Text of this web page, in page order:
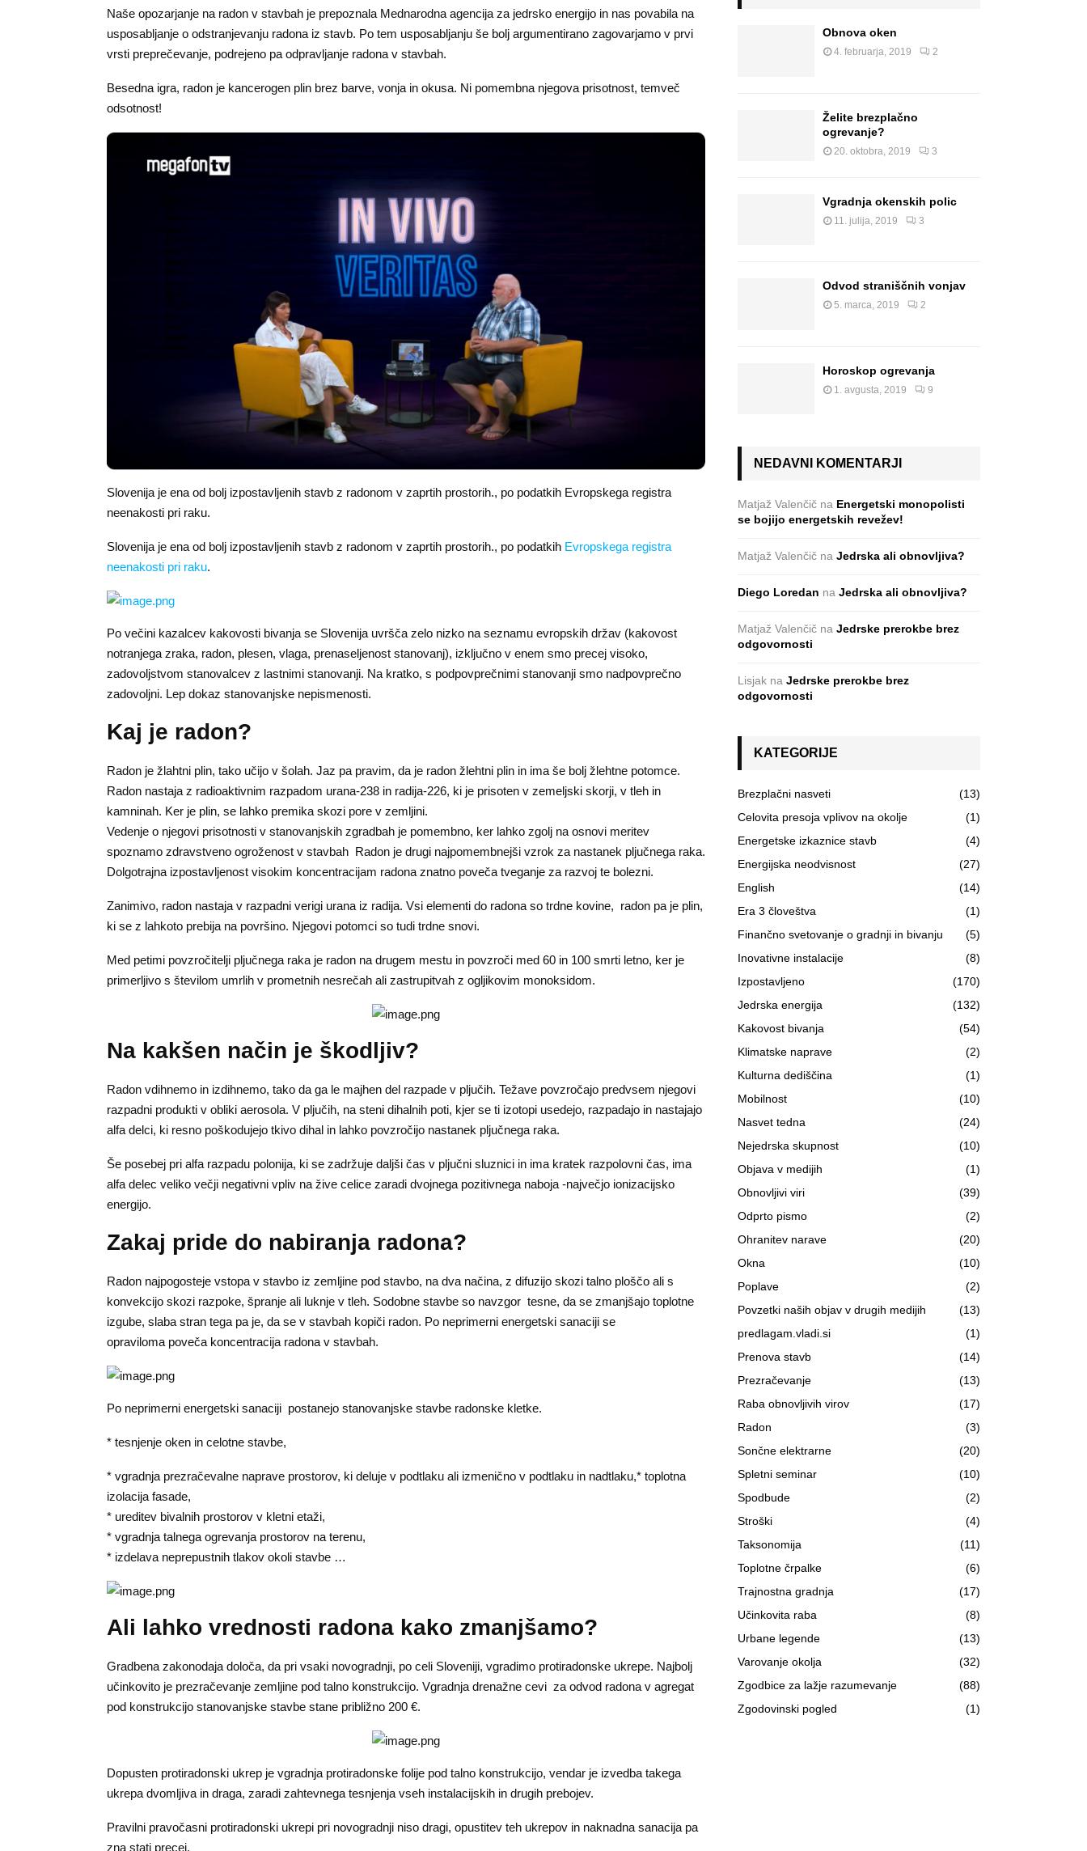
Naše opozarjanje na radon v stavbah je prepoznala Mednarodna agencija za jedrsko energijo in nas povabila na
usposabljanje o odstranjevanju radona iz stavb. Po tem usposabljanju še bolj argumentirano zagovarjamo v prvi
vrsti preprečevanje, podrejeno pa odpravljanje radona v stavbah.
Besedna igra, radon je kancerogen plin brez barve, vonja in okusa. Ni pomembna njegova prisotnost, temveč
odsotnost!
Slovenija je ena od bolj izpostavljenih stavb z radonom v zaprtih prostorih., po podatkih Evropskega registra
neenakosti pri raku.
Slovenija je ena od bolj izpostavljenih stavb z radonom v zaprtih prostorih., po podatkih Evropskega registra
neenakosti pri raku.
Po večini kazalcev kakovosti bivanja se Slovenija uvršča zelo nizko na seznamu evropskih držav (kakovost
notranjega zraka, radon, plesen, vlaga, prenaseljenost stanovanj), izključno v enem smo precej visoko,
zadovoljstvom stanovalcev z lastnimi stanovanji. Na kratko, s podpovprečnimi stanovanji smo nadpovprečno
zadovoljni. Lep dokaz stanovanjske nepismenosti.
Kaj je radon?
Radon je žlahtni plin, tako učijo v šolah. Jaz pa pravim, da je radon žlehtni plin in ima še bolj žlehtne potomce.
Radon nastaja z radioaktivnim razpadom urana-238 in radija-226, ki je prisoten v zemeljski skorji, v tleh in
kamninah. Ker je plin, se lahko premika skozi pore v zemljini.
Vedenje o njegovi prisotnosti v stanovanjskih zgradbah je pomembno, ker lahko zgolj na osnovi meritev
spoznamo zdravstveno ogroženost v stavbah Radon je drugi najpomembnejši vzrok za nastanek pljučnega raka.
Dolgotrajna izpostavljenost visokim koncentracijam radona znatno poveča tveganje za razvoj te bolezni.
Zanimivo, radon nastaja v razpadni verigi urana iz radija. Vsi elementi do radona so trdne kovine, radon pa je plin,
ki se z lahkoto prebija na površino. Njegovi potomci so tudi trdne snovi.
Med petimi povzročitelji pljučnega raka je radon na drugem mestu in povzroči med 60 in 100 smrti letno, ker je
primerljivo s številom umrlih v prometnih nesrečah ali zastrupitvah z ogljikovim monoksidom.
Na kakšen način je škodljiv?
Radon vdihnemo in izdihnemo, tako da ga le majhen del razpade v pljučih. Težave povzročajo predvsem njegovi
razpadni produkti v obliki aerosola. V pljučih, na steni dihalnih poti, kjer se ti izotopi usedejo, razpadajo in nastajajo
alfa delci, ki resno poškodujejo tkivo dihal in lahko povzročijo nastanek pljučnega raka.
Še posebej pri alfa razpadu polonija, ki se zadržuje daljši čas v pljučni sluznici in ima kratek razpolovni čas, ima
alfa delec veliko večji negativni vpliv na žive celice zaradi dvojnega pozitivnega naboja -največjo ionizacijsko
energijo.
Zakaj pride do nabiranja radona?
Radon najpogosteje vstopa v stavbo iz zemljine pod stavbo, na dva načina, z difuzijo skozi talno ploščo ali s
konvekcijo skozi razpoke, špranje ali luknje v tleh. Sodobne stavbe so navzgor tesne, da se zmanjšajo toplotne
izgube, slaba stran tega pa je, da se v stavbah kopiči radon. Po neprimerni energetski sanaciji se
opraviloma poveča koncentracija radona v stavbah.
Po neprimerni energetski sanaciji postanejo stanovanjske stavbe radonske kletke.
* tesnjenje oken in celotne stavbe,
* vgradnja prezračevalne naprave prostorov, ki deluje v podtlaku ali izmenično v podtlaku in nadtlaku,* toplotna
izolacija fasade,
* ureditev bivalnih prostorov v kletni etaži,
* vgradnja talnega ogrevanja prostorov na terenu,
* izdelava neprepustnih tlakov okoli stavbe …
Ali lahko vrednosti radona kako zmanjšamo?
Gradbena zakonodaja določa, da pri vsaki novogradnji, po celi Sloveniji, vgradimo protiradonske ukrepe. Najbolj
učinkovito je prezračevanje zemljine pod talno konstrukcijo. Vgradnja drenažne cevi za odvod radona v agregat
pod konstrukcijo stanovanjske stavbe stane približno 200 €.
Dopusten protiradonski ukrep je vgradnja protiradonske folije pod talno konstrukcijo, vendar je izvedba takega
ukrepa dvomljiva in draga, zaradi zahtevnega tesnjenja vseh instalacijskih in drugih prebojev.
Pravilni pravočasni protiradonski ukrepi pri novogradnji niso dragi, opustitev teh ukrepov in naknadna sanacija pa
zna stati precej.
Obnova oken
4. februarja, 2019 2
Želite brezplačno
ogrevanje?
20. oktobra, 2019 3
Vgradnja okenskih polic
11. julija, 2019 3
Odvod straniščnih vonjav
5. marca, 2019 2
Horoskop ogrevanja
1. avgusta, 2019 9
NEDAVNI KOMENTARJI
Matjaž Valenčič na Energetski monopolisti
se bojijo energetskih revežev!
Matjaž Valenčič na Jedrska ali obnovljiva?
Diego Loredan na Jedrska ali obnovljiva?
Matjaž Valenčič na Jedrske prerokbe brez
odgovornosti
Lisjak na Jedrske prerokbe brez
odgovornosti
KATEGORIJE
Brezplačni nasveti
(13)
Celovita presoja vplivov na okolje
(1)
Energetske izkaznice stavb
(4)
Energijska neodvisnost
(27)
English
(14)
Era 3 človeštva
(1)
Finančno svetovanje o gradnji in bivanju
(5)
Inovativne instalacije
(8)
Izpostavljeno
(170)
Jedrska energija
(132)
Kakovost bivanja
(54)
Klimatske naprave
(2)
Kulturna dediščina
(1)
Mobilnost
(10)
Nasvet tedna
(24)
Nejedrska skupnost
(10)
Objava v medijih
(1)
Obnovljivi viri
(39)
Odprto pismo
(2)
Ohranitev narave
(20)
Okna
(10)
Poplave
(2)
Povzetki naših objav v drugih medijih
(13)
predlagam.vladi.si
(1)
Prenova stavb
(14)
Prezračevanje
(13)
Raba obnovljivih virov
(17)
Radon
(3)
Sončne elektrarne
(20)
Spletni seminar
(10)
Spodbude
(2)
Stroški
(4)
Taksonomija
(11)
Toplotne črpalke
(6)
Trajnostna gradnja
(17)
Učinkovita raba
(8)
Urbane legende
(13)
Varovanje okolja
(32)
Zgodbice za lažje razumevanje
(88)
Zgodovinski pogled
(1)